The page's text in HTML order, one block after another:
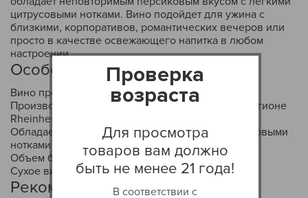
Проверка
возраста
Для просмотра
товаров вам должно
быть не менее 21 года!
В соответствии с
цитрусовыми нотками. Вино подойдет для ужина с
близкими, корпоративов, романтических вечеров или
просто в качестве освежающего напитка в любом
настроении.
Особенности товара:
Вино произведено из 100% винограда Riesling
Производится в знаменитом винодельческом регионе
Rheinhessen, Германия
Обладает свежим фруктовым ароматом и цитрусовыми
нотками
Объем бутылки - 750 мл
Сухое вино с богатым, насыщенным вкусом
Рекомендации по применению: